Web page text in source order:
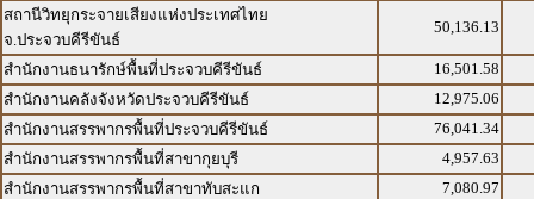
สถานีวิทยุกระจายเสียงแห่งประเทศไทย
จ.ประจวบคีรีขันธ์
50,136.13
สำนักงานธนารักษ์พื้นที่ประจวบคีรีขันธ์
16,501.58
สำนักงานคลังจังหวัดประจวบคีรีขันธ์
12,975.06
สำนักงานสรรพากรพื้นที่ประจวบคีรีขันธ์
76,041.34
สำนักงานสรรพากรพื้นที่สาขากุยบุรี
4,957.63
สำนักงานสรรพากรพื้นที่สาขาทับสะแก
7,080.97